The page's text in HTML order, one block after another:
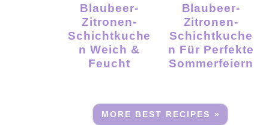
Blaubeer-
Zitronen-
Schichtkuche
N Weich &
Feucht
Blaubeer-
Zitronen-
Schichtkuche
N Für Perfekte
Sommerfeiern
MORE BEST RECIPES »